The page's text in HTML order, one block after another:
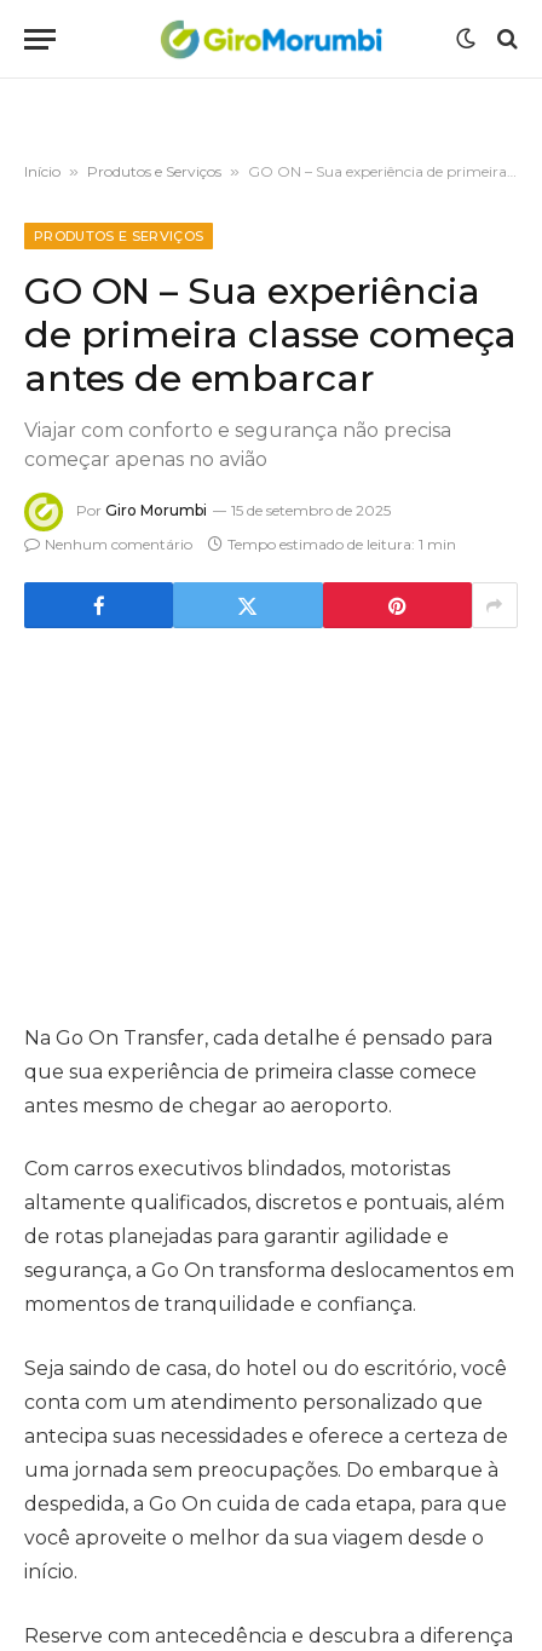
Início » Produtos e Serviços » GO ON – Sua experiência de primeira classe começa antes de embarcar
PRODUTOS E SERVIÇOS
GO ON – Sua experiência
de primeira classe começa
antes de embarcar
Viajar com conforto e segurança não precisa
começar apenas no avião
Por Giro Morumbi
15 de setembro de 2025
Nenhum comentário
Tempo estimado de leitura: 1 min
Na Go On Transfer, cada detalhe é pensado para
que sua experiência de primeira classe comece
antes mesmo de chegar ao aeroporto.
Com carros executivos blindados, motoristas
altamente qualificados, discretos e pontuais, além
de rotas planejadas para garantir agilidade e
segurança, a Go On transforma deslocamentos em
momentos de tranquilidade e confiança.
Seja saindo de casa, do hotel ou do escritório, você
conta com um atendimento personalizado que
antecipa suas necessidades e oferece a certeza de
uma jornada sem preocupações. Do embarque à
despedida, a Go On cuida de cada etapa, para que
você aproveite o melhor da sua viagem desde o
início.
Reserve com antecedência e descubra a diferença